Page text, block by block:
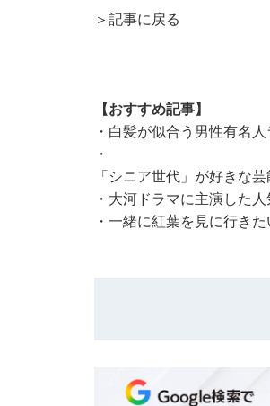
＞記事に戻る
【おすすめ記事】
・ 白髪が似合う男性有名
・
「シニア世代」が好きな
・ 大河ドラマに主演した
・ 一緒に紅葉を見に行き